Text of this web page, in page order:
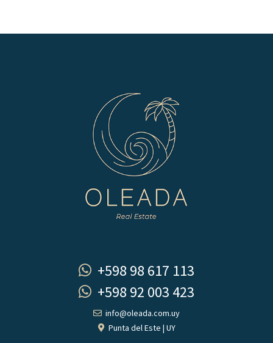
+598 98 617 113
+598 92 003 423
info@oleada.com.uy
Punta del Este | UY